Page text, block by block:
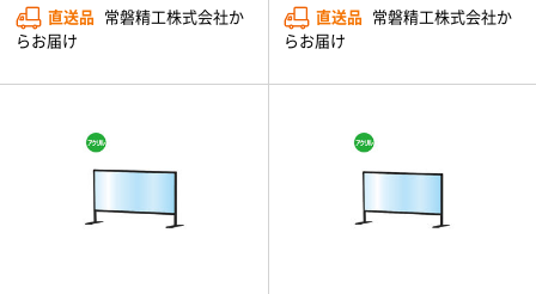
直送品 常磐精工株式会社か
らお届け
直送品 常磐精工株式会社か
らお届け